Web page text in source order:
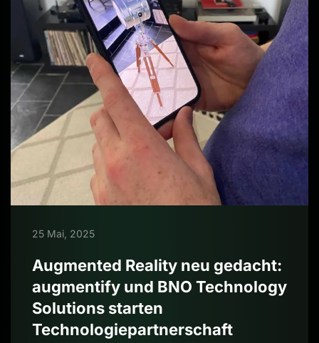
25 Mai, 2025
Augmented Reality neu gedacht:
augmentify und BNO Technology
Solutions starten
Technologiepartnerschaft